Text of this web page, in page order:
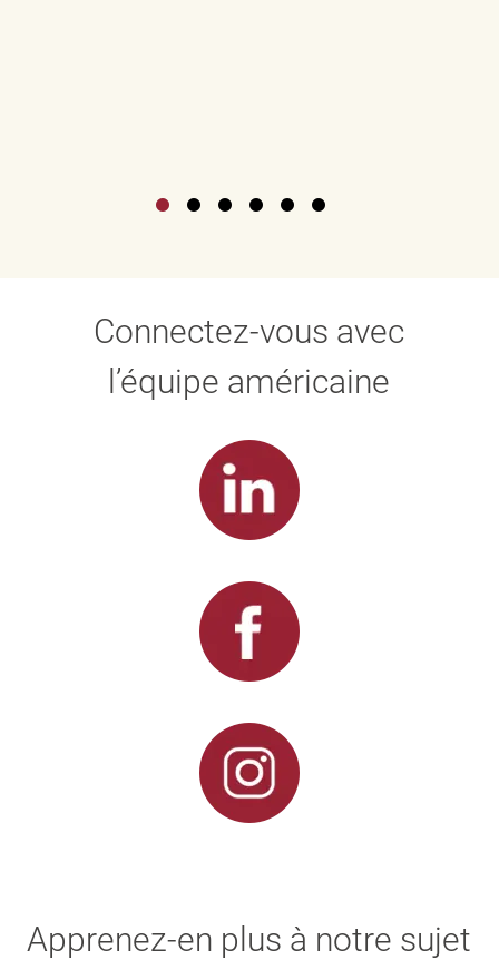
Connectez-vous avec
l’équipe américaine
Apprenez-en plus à notre sujet